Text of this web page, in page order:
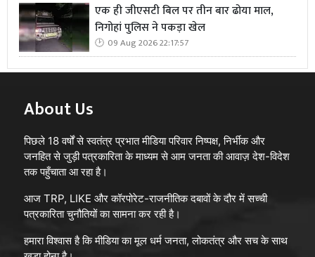
एक ही जीएसटी बिल पर तीन बार ढोया माल,
निगोहां पुलिस ने पकड़ा खेल
09 Aug 2026 22:17:57
About Us
पिछले 18 वर्षों से स्वतंत्र प्रभात मीडिया परिवार निष्पक्ष, निर्भीक और
जनहित से जुड़ी पत्रकारिता के माध्यम से आम जनता की आवाज़ देश-विदेश
तक पहुँचाता आ रहा है।
आज TRP, LIKE और कॉरपोरेट-राजनीतिक दबावों के दौर में सच्ची
पत्रकारिता चुनौतियों का सामना कर रही है।
हमारा विश्वास है कि मीडिया का मूल धर्म जनता, लोकतंत्र और सच के साथ